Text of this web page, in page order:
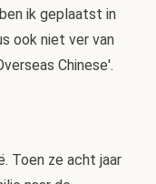
ik geplaatst in
ook niet ver van
Chinese'.
Toen ze acht jaar